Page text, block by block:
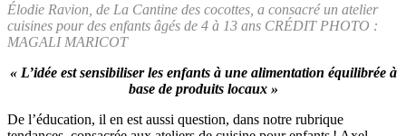
Élodie Ravion, de La Cantine des cocottes, a consacré un atelier
cuisines pour des enfants âgés de 4 à 13 ans CRÉDIT PHOTO :
MAGALI MARICOT
« L’idée est sensibiliser les enfants à une alimentation équilibrée à
base de produits locaux »
De l’éducation, il en est aussi question, dans notre rubrique